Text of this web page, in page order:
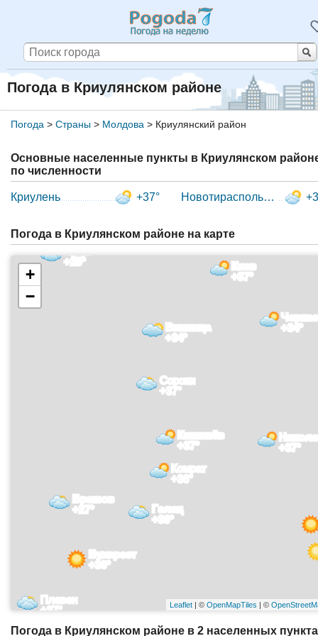
Погода в Криулянском районе
Погода > Страны> Молдова > Криулянский район
Основные населенные пункты в Криулянском
по численности
Криулень +37° Новотираспольский
Погода в Криулянском районе на карте
Киев
+37°
Бухарест
+36°
Кишинёв
+37°
Винница
+34°
Брашов
+27°
Сороки
+37°
+37°
+34°
Галац
+36°
+25°
Плевен
+37°
Комрат
+36°
+
−
Leaflet | ©OpenMapTiles | ©
Погода в Криулянском районе в 2 населенных